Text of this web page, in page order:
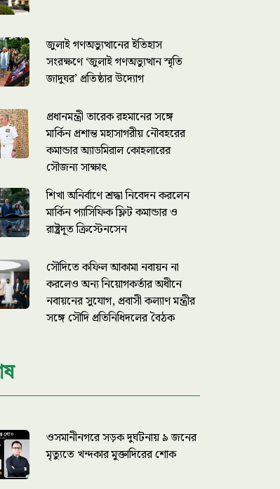
জুলাই গণঅভ্যুত্থানের ইতিহাস
সংরক্ষণে ‘জুলাই গণঅভ্যুত্থান স্মৃতি
জাদুঘর’ প্রতিষ্ঠার উদ্যোগ
প্রধানমন্ত্রী তারেক রহমানের সঙ্গে
মার্কিন প্রশান্ত মহাসাগরীয় নৌবহরের
কমান্ডার অ্যাডমিরাল কোহলারের
সৌজন্য সাক্ষাৎ
শিখা অনির্বাণে শ্রদ্ধা নিবেদন করলেন
মার্কিন প্যাসিফিক ফ্লিট কমান্ডার ও
রাষ্ট্রদূত ক্রিস্টেনসেন
সৌদিতে কফিল আকামা নবায়ন না
করলেও অন্য নিয়োগকর্তার অধীনে
নবায়নের সুযোগ, প্রবাসী কল্যাণ মন্ত্রীর
সঙ্গে সৌদি প্রতিনিধিদলের বৈঠক
ওসমানীনগরে সড়ক দুর্ঘটনায় ৯ জনের
মৃত্যুতে খন্দকার মুক্তাদিরের শোক